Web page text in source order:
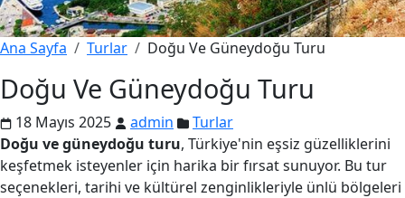
Ana Sayfa Turlar Doğu Ve Güneydoğu Turu
Doğu Ve Güneydoğu Turu
18 Mayıs 2025 admin
Turlar
Doğu ve güneydoğu turu, Türkiye'nin eşsiz güzelliklerini
keşfetmek isteyenler için harika bir fırsat sunuyor. Bu tur
seçenekleri, tarihi ve kültürel zenginlikleriyle ünlü bölgeleri